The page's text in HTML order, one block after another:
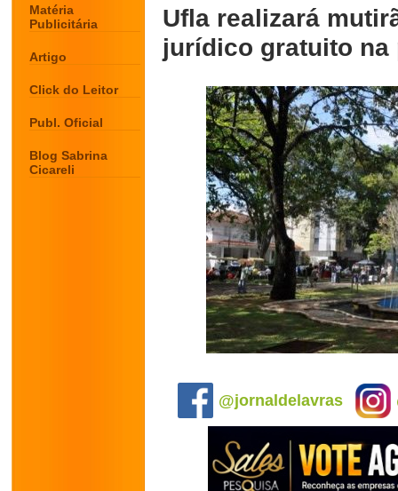
Matéria
Publicitária
Artigo
Click do Leitor
Publ. Oficial
Blog Sabrina
Cicareli
Ufla realizará
jurídico gratuito
@jornaldelavras